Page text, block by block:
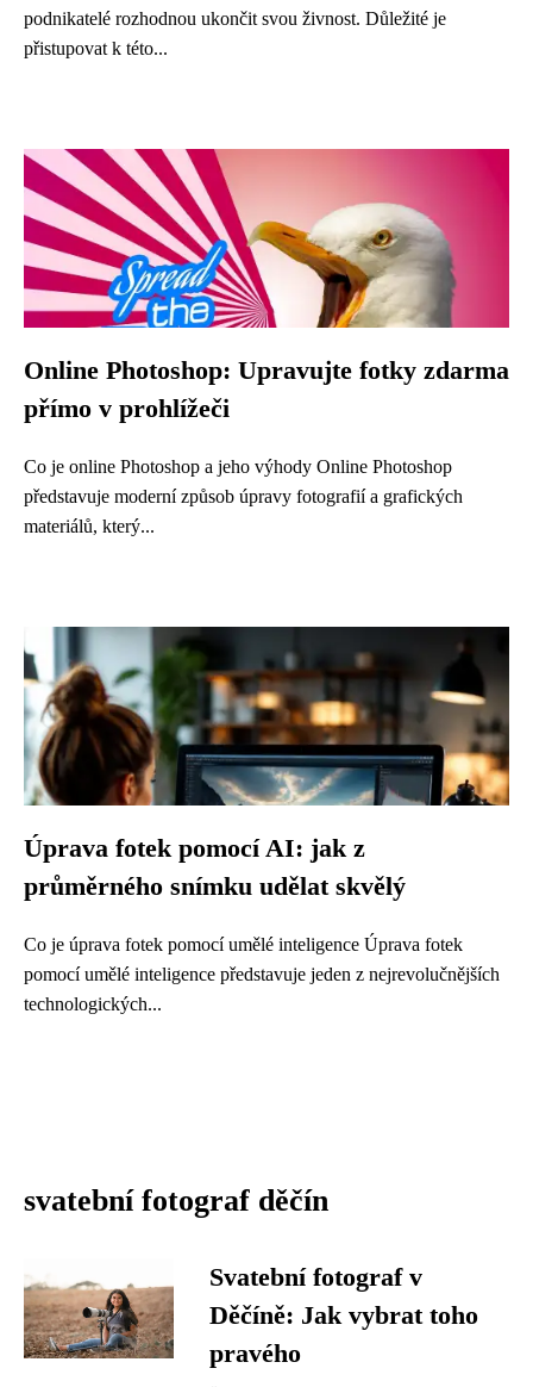
podnikatelé rozhodnou ukončit svou živnost. Důležité je
přistupovat k této...
Online Photoshop: Upravujte fotky zdarma
přímo v prohlížeči
Co je online Photoshop a jeho výhody Online Photoshop
představuje moderní způsob úpravy fotografií a grafických
materiálů, který...
Úprava fotek pomocí AI: jak z
průměrného snímku udělat skvělý
Co je úprava fotek pomocí umělé inteligence Úprava fotek
pomocí umělé inteligence představuje jeden z nejrevolučnějších
technologických...
svatební fotograf děčín
Svatební fotograf v
Děčíně: Jak vybrat toho
pravého